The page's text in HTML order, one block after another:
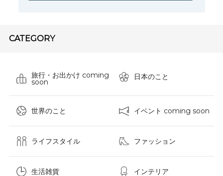
CATEGORY
旅行・お出かけ coming
soon
日本のこと
世界のこと イベント coming soon
ライフスタイル ファッション
生活雑貨 インテリア